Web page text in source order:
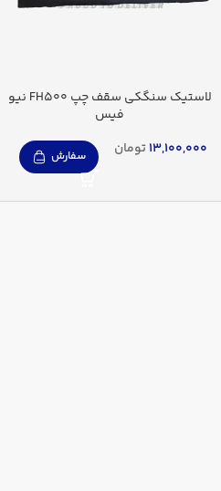
لاستیک سنگکی سقف چپ FH500 نیو
فیس
13,100,000تومان سفارش